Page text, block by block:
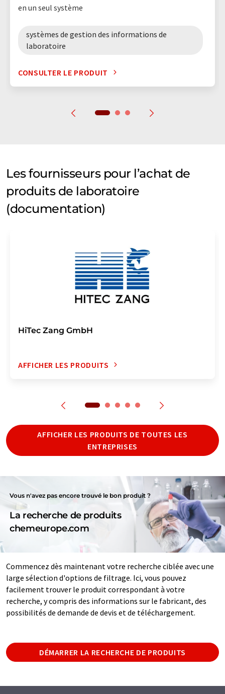
en un seul système
systèmes de gestion des informations de
laboratoire
CONSULTER LE PRODUIT
Les fournisseurs pour l’achat de
produits de laboratoire
(documentation)
HiTec Zang GmbH
AFFICHER LES PRODUITS
AFFICHER LES PRODUITS DE TOUTES LES
ENTREPRISES
Vous n'avez pas encore trouvé le bon produit ?
La recherche de produits
chemeurope.com
Commencez dès maintenant votre recherche ciblée avec une
large sélection d'options de filtrage. Ici, vous pouvez
facilement trouver le produit correspondant à votre
recherche, y compris des informations sur le fabricant, des
possibilités de demande de devis et de téléchargement.
DÉMARRER LA RECHERCHE DE PRODUITS